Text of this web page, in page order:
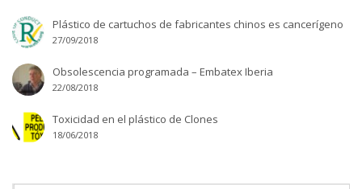
Plástico de cartuchos de fabricantes chinos es cancerígeno
27/09/2018
Obsolescencia programada – Embatex Iberia
22/08/2018
Toxicidad en el plástico de Clones
18/06/2018